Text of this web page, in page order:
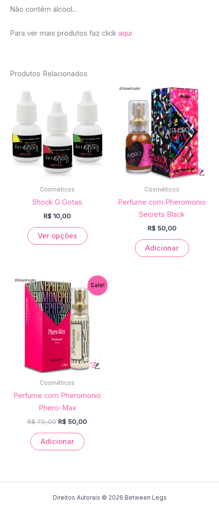
Não contém álcool..
Para ver mais produtos faz click aqui
Produtos Relacionados
Cosméticos
Shock G Gotas
R$ 10,00
Ver opções
This
product
has
multiple
variants.
The
options
product
Cosméticos
Perfume com Pheromonio
Secrets Black
R$50,00
Adicionar
Sale!
Cosméticos
Perfume com Pheromonio
Phero-Max
R$70,00
O
preço
original
era:
R$ 70,00.
R$ 50,00
O
preço
é:
R$ 50,00.
Adicionar
Direitos Autorais © 2026 Between Legs